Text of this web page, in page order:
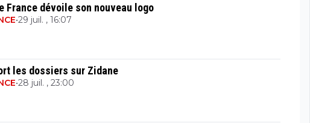
France dévoile son nouveau logo
•29 juil. , 16:07
les dossiers sur Zidane
•28 juil. , 23:00